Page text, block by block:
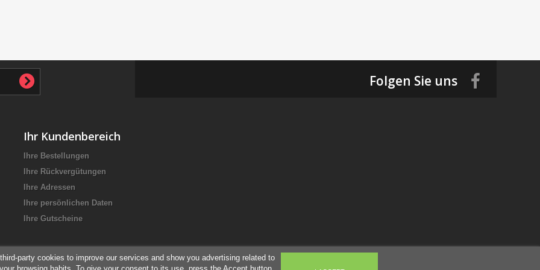
Folgen Sie uns
Ihr Kundenbereich
Ihre Bestellungen
Ihre Rückvergütungen
Ihre Adressen
Ihre persönlichen Daten
Ihre Gutscheine
party cookies to improve our services and show you advertising related to